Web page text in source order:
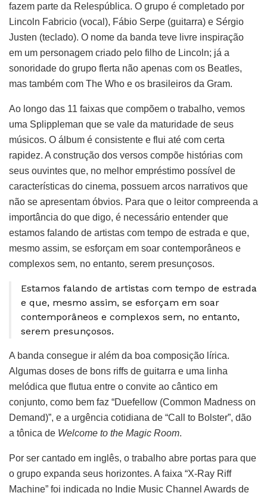
fazem parte da Relespública. O grupo é completado por
Lincoln Fabricio (vocal), Fábio Serpe (guitarra) e Sérgio
Justen (teclado). O nome da banda teve livre inspiração
em um personagem criado pelo filho de Lincoln; já a
sonoridade do grupo flerta não apenas com os Beatles,
mas também com The Who e os brasileiros da Gram.
Ao longo das 11 faixas que compõem o trabalho, vemos
uma Splippleman que se vale da maturidade de seus
músicos. O álbum é consistente e flui até com certa
rapidez. A construção dos versos compõe histórias com
seus ouvintes que, no melhor empréstimo possível de
características do cinema, possuem arcos narrativos que
não se apresentam óbvios. Para que o leitor compreenda a
importância do que digo, é necessário entender que
estamos falando de artistas com tempo de estrada e que,
mesmo assim, se esforçam em soar contemporâneos e
complexos sem, no entanto, serem presunçosos.
Estamos falando de artistas com tempo de estrada
e que, mesmo assim, se esforçam em soar
contemporâneos e complexos sem, no entanto,
serem presunçosos.
A banda consegue ir além da boa composição lírica.
Algumas doses de bons riffs de guitarra e uma linha
melódica que flutua entre o convite ao cântico em
conjunto, como bem faz “Duefellow (Common Madness on
Demand)”, e a urgência cotidiana de “Call to Bolster”, dão
a tônica de Welcome to the Magic Room.
Por ser cantado em inglês, o trabalho abre portas para que
o grupo expanda seus horizontes. A faixa “X-Ray Riff
Machine” foi indicada no Indie Music Channel Awards de